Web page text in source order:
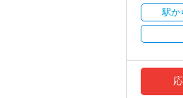
＜働きや
・有給取
・年間休
・男性の
・テレワ
・全席デ
駅か